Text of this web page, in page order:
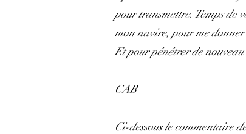
pour transmettre. Temps de
mon navire, pour me donner
Et pour pénétrer de nouveau
CAB
Ci-dessous le commentaire